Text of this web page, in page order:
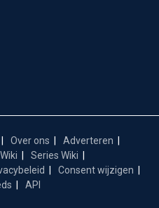
Over ons
Adverteren
Series Wiki
Consent wijzigen
API